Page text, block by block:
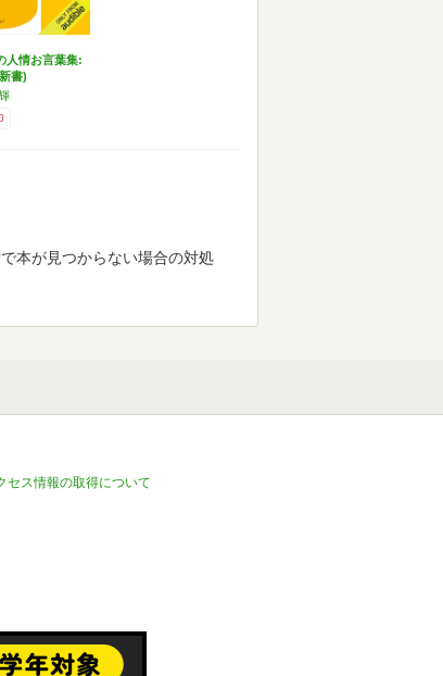
人情お言葉集:
書)
本が見つからない場合の対処
セス情報の取得について